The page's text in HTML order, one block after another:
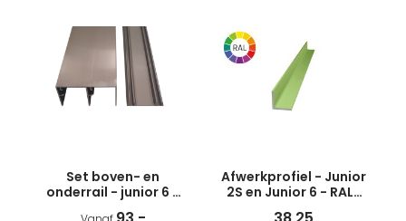
Set boven- en
onderrail - junior 6 -
geborsteld RVS
Afwerkprofiel - Junior
2S en Junior 6 - RAL-
kleur